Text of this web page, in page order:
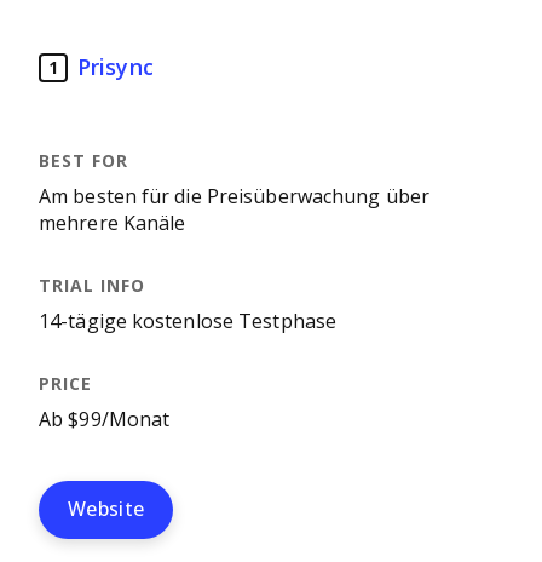
1 Prisync
Am besten für die Preisüberwachung über
mehrere Kanäle
14-tägige kostenlose Testphase
Ab $99/Monat
Website